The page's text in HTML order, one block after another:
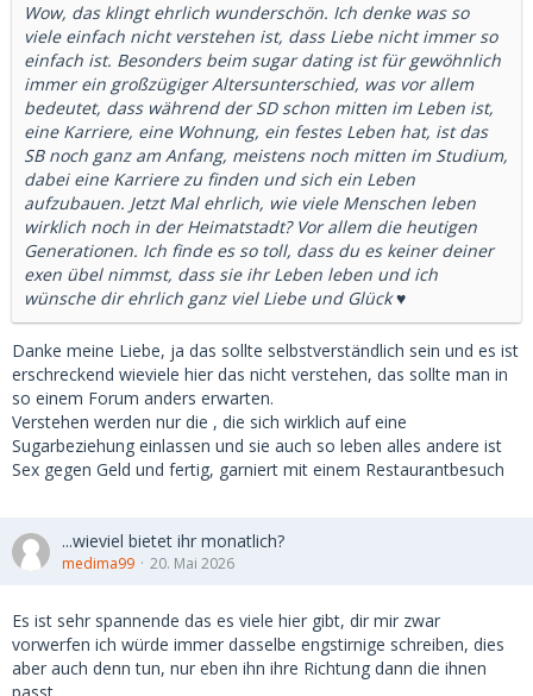
Wow, das klingt ehrlich wunderschön. Ich denke was so
viele einfach nicht verstehen ist, dass Liebe nicht immer so
einfach ist. Besonders beim sugar dating ist für gewöhnlich
immer ein großzügiger Altersunterschied, was vor allem
bedeutet, dass während der SD schon mitten im Leben ist,
eine Karriere, eine Wohnung, ein festes Leben hat, ist das
SB noch ganz am Anfang, meistens noch mitten im Studium,
dabei eine Karriere zu finden und sich ein Leben
aufzubauen. Jetzt Mal ehrlich, wie viele Menschen leben
wirklich noch in der Heimatstadt? Vor allem die heutigen
Generationen. Ich finde es so toll, dass du es keiner deiner
exen übel nimmst, dass sie ihr Leben leben und ich
wünsche dir ehrlich ganz viel Liebe und Glück ♥️
Danke meine Liebe, ja das sollte selbstverständlich sein und es ist
erschreckend wieviele hier das nicht verstehen, das sollte man in
so einem Forum anders erwarten.
Verstehen werden nur die , die sich wirklich auf eine
Sugarbeziehung einlassen und sie auch so leben alles andere ist
Sex gegen Geld und fertig, garniert mit einem Restaurantbesuch
...wieviel bietet ihr monatlich?
medima99 20. Mai 2026
Es ist sehr spannende das es viele hier gibt, dir mir zwar
vorwerfen ich würde immer dasselbe engstirnige schreiben, dies
aber auch denn tun, nur eben ihn ihre Richtung dann die ihnen